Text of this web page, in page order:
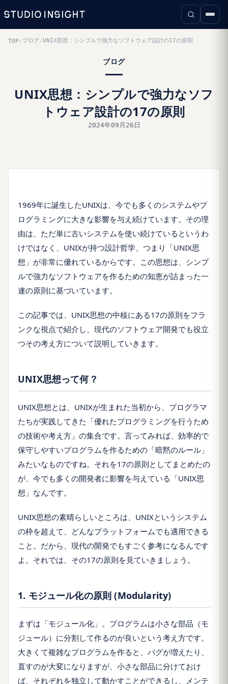
TOP /ブログ/UNIX思想：シンプルで強力なソフトウェア設計の17の原則
ブログ
UNIX思想：シンプルで強力なソフ
トウェア設計の17の原則
2024年09月26日
1969年に誕生したUNIXは、今でも多くのシステムやプ
ログラミングに大きな影響を与え続けています。その理
由は、ただ単に古いシステムを使い続けているというわ
けではなく、UNIXが持つ設計哲学、つまり「UNIX思
想」が非常に優れているからです。この思想は、シンプ
ルで強力なソフトウェアを作るための知恵が詰まった一
連の原則に基づいています。
この記事では、UNIX思想の中核にある17の原則をフラ
ンクな視点で紹介し、現代のソフトウェア開発でも役立
つその考え方について説明していきます。
UNIX思想って何？
UNIX思想とは、UNIXが生まれた当初から、プログラマ
たちが実践してきた「優れたプログラミングを行うため
の技術や考え方」の集合です。言ってみれば、効率的で
保守しやすいプログラムを作るための「暗黙のルール」
みたいなものですね。それを17の原則としてまとめたの
が、今でも多くの開発者に影響を与えている「UNIX思
想」なんです。
UNIX思想の素晴らしいところは、UNIXというシステム
の枠を超えて、どんなプラットフォームでも適用できる
こと。だから、現代の開発でもすごく参考になるんです
よ。それでは、その17の原則を見ていきましょう。
1. モジュール化の原則 (Modularity)
まずは「モジュール化」。プログラムは小さな部品（モ
ジュール）に分割して作るのが良いという考え方です。
大きくて複雑なプログラムを作ると、バグが増えたり、
直すのが大変になりますが、小さな部品に分けておけ
ば、それぞれを独立して動かすことができるし、メンテ